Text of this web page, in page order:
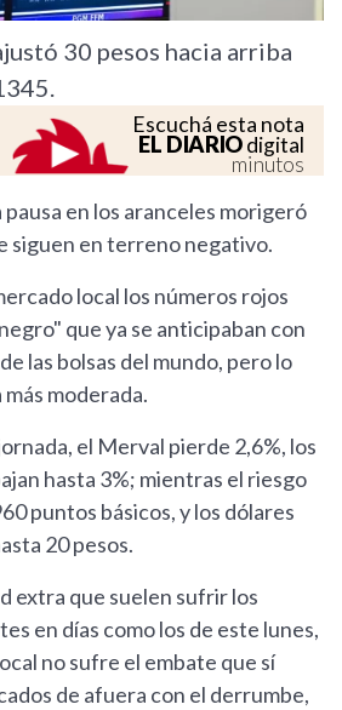
30 pesos hacia arriba
Escuchá esta nota
EL DIARIOdigital
minutos
en los aranceles morigeró
siguen en terreno negativo.
local los números rojos
que ya se anticipaban con
las bolsas del mundo, pero lo
moderada.
el Merval pierde 2,6%, los
hasta 3%; mientras el riesgo
puntos básicos, y los dólares
20 pesos.
extra que suelen sufrir los
en días como los de este lunes,
no sufre el embate que sí
de afuera con el derrumbe,